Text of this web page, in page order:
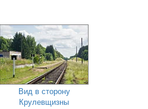
Вид в сторону
Крулевщизны